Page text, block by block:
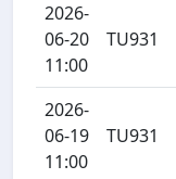
2026-
06-20
11:00
TU931
2026-
06-19
11:00
TU931